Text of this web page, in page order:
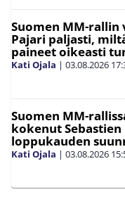
Suomen MM-rallin
Pajari paljasti,
paineet oikeasti
Kati Ojala | 03.08.2026
Suomen MM-
kokenut
loppukauden
Kati Ojala | 03.08.2026